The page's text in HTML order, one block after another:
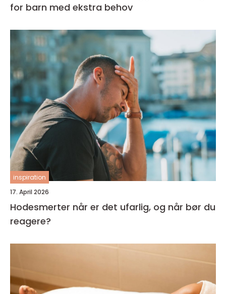
for barn med ekstra behov
inspiration
17. April 2026
Hodesmerter når er det ufarlig, og når bør du
reagere?